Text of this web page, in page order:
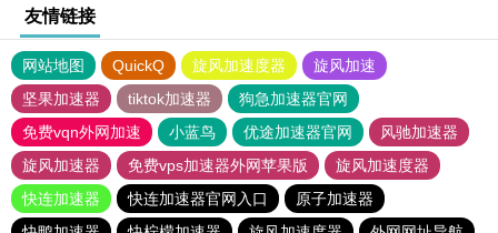
友情链接
网站地图 QuickQ 旋风加速度器
旋风加速
坚果加速器
tiktok加速器
狗急加速器官网
免费vqn外网加速
小蓝鸟 优途加速器官网
风驰加速器
旋风加速器
免费vps加速器外网苹果版
旋风加速度器
快连加速器
快连加速器官网入口
原子加速器